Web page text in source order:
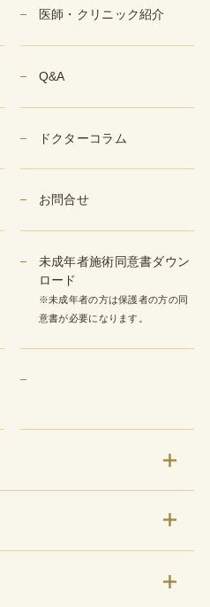
医師・クリニック紹介
Q&A
ドクターコラム
お問合せ
未成年者施術同意書ダウン
ロード
※未成年者の方は保護者の方の同
意書が必要になります。